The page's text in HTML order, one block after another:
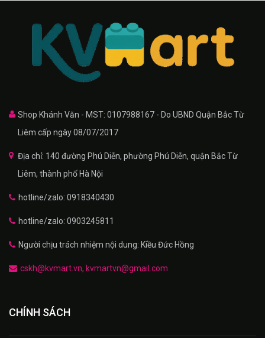
Shop Khánh Văn - MST: 0107988167 - Do UBND Quận Bắc Từ
Liêm cấp ngày 08/07/2017
Địa chỉ: 140 đường Phú Diễn, phường Phú Diễn, quận Bắc Từ
Liêm, thành phố Hà Nội
hotline/zalo: 0918340430
hotline/zalo: 0903245811
Người chịu trách nhiệm nội dung: Kiều Đức Hồng
cskh@kvmart.vn, kvmartvn@gmail.com
CHÍNH SÁCH